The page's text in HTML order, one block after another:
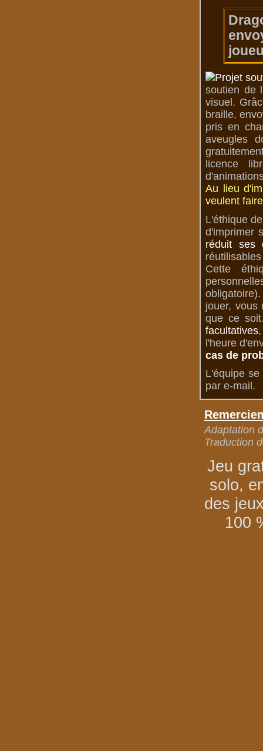
soutien de
visuel.
braille,
pris en
aveugles
licence
Au lieu
veulent
L'éthique
d'imprimer
réduit ses
Cette
jouer, vous
que ce
facultatives
l'heure
cas de
L'équipe
par e-mail.
Adaptation
Traduction
Jeu
solo,
des
100